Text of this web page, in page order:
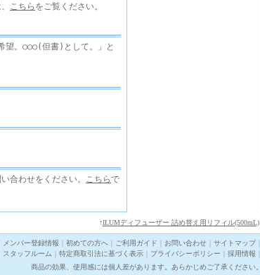
こちら をご覧ください。
望。○○○(但書)として。」と
合わせをください。 こちらで
↑ILUMディフューザー 詰め替え用リフィル(500mL)
メンバー登録情報 初めての方へ ご利用ガイド お問い合わせ サイトマップ｜
スタッフルーム 特定商取引法に基づく表示 プライバシーポリシー 採用情報
商品の効果、使用感には個人差があります。あらかじめご了承ください。